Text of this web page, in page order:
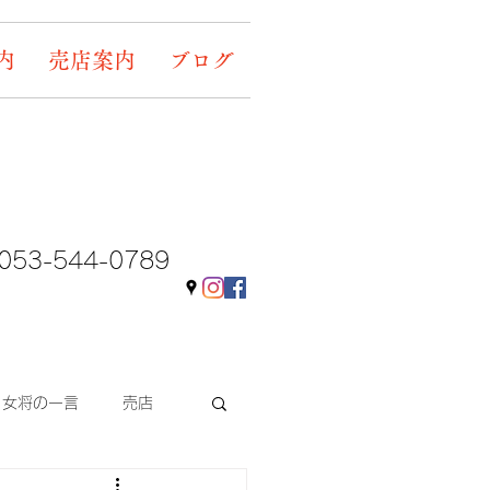
売店案内 ブログ
544-0789
女将の一言 売店